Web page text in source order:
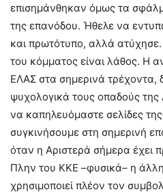
επισημάνθηκαν όμως τα
της επανόδου. Ήθελε να
και πρωτότυπο, αλλά
του κόμματος είναι λάθος. Η
ΕΛΑΣ στα σημερινά τρέχοντα,
ψυχολογικά τους οπαδούς της
να καπηλευόμαστε σελίδες της
συγκινήσουμε στη σημερινή
όταν η Αριστερά σήμερα έχει
Πλην του ΚΚΕ –φυσικά– η
χρησιμοποιεί πλέον τον